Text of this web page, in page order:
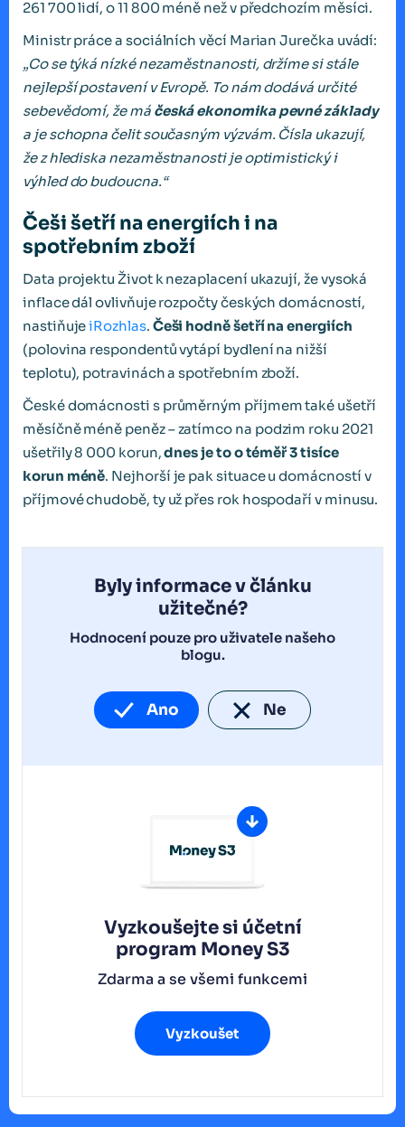
261 700 lidí, o 11 800 méně než v předchozím měsíci.
Ministr práce a sociálních věcí Marian Jurečka uvádí:
„Co se týká nízké nezaměstnanosti, držíme si stále
nejlepší postavení v Evropě. To nám dodává určité
sebevědomí, že má česká ekonomika pevné základy
a je schopna čelit současným výzvám. Čísla ukazují,
že z hlediska nezaměstnanosti je optimistický i
výhled do budoucna.“
Češi šetří na energiích i na
spotřebním zboží
Data projektu Život k nezaplacení ukazují, že vysoká
inflace dál ovlivňuje rozpočty českých domácností,
nastiňujeiRozhlas. Češi hodně šetří na energiích
(polovina respondentů vytápí bydlení na nižší
teplotu), potravinách a spotřebním zboží.
České domácnosti s průměrným příjmem také ušetří
měsíčně méně peněz – zatímco na podzim roku 2021
ušetřily 8 000 korun,dnes je to o téměř 3 tisíce
korun méně. Nejhorší je pak situace u domácností v
příjmové chudobě, ty už přes rok hospodaří v minusu.
Byly informace v článku
užitečné?
Hodnocení pouze pro uživatele našeho
blogu.
Ano Ne
Vyzkoušejte si účetní
program Money S3
Zdarma a se všemi funkcemi
Vyzkoušet